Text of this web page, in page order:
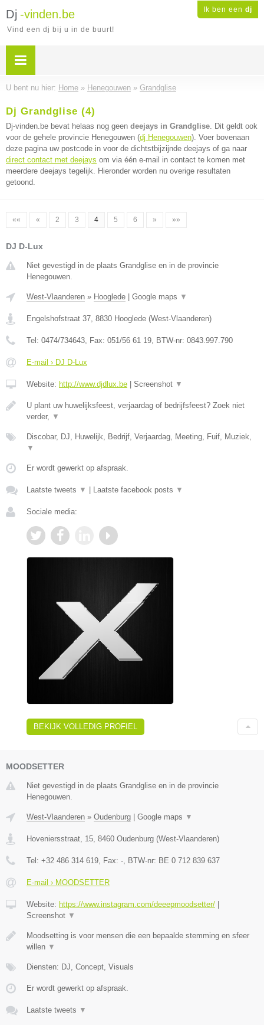
Ik ben een dj
Dj -vinden.be
Vind een dj bij u in de buurt!
U bent nu hier: Home » Henegouwen » Grandglise
Dj Grandglise (4)
Dj-vinden.be bevat helaas nog geen deejays in Grandglise. Dit geldt ook
voor de gehele provincie Henegouwen (dj Henegouwen). Voer bovenaan
deze pagina uw postcode in voor de dichtstbijzijnde deejays of ga naar
direct contact met deejays om via één e-mail in contact te komen met
meerdere deejays tegelijk. Hieronder worden nu overige resultaten
getoond.
«« « 2 3 4 5 6 » »»
DJ D-Lux
Niet gevestigd in de plaats Grandglise en in de provincie
Henegouwen.
West-Vlaanderen » Hooglede Google maps ▼
Engelshofstraat 37, 8830 Hooglede (West-Vlaanderen)
Tel: 0474/734643, Fax: 051/56 61 19, BTW-nr: 0843.997.790
E-mail › DJ D-Lux
Website: http://www.djdlux.be Screenshot ▼
U plant uw huwelijksfeest, verjaardag of bedrijfsfeest? Zoek niet
verder, ▼
Discobar, DJ, Huwelijk, Bedrijf, Verjaardag, Meeting, Fuif, Muziek,
▼
Er wordt gewerkt op afspraak.
Laatste tweets ▼ Laatste facebook posts ▼
Sociale media:
BEKIJK VOLLEDIG PROFIEL
MOODSETTER
Niet gevestigd in de plaats Grandglise en in de provincie
Henegouwen.
West-Vlaanderen » Oudenburg Google maps ▼
Hoveniersstraat, 15, 8460 Oudenburg (West-Vlaanderen)
Tel: +32 486 314 619, Fax: -, BTW-nr: BE 0 712 839 637
E-mail › MOODSETTER
Website: https://www.instagram.com/deeepmoodsetter/
Screenshot ▼
Moodsetting is voor mensen die een bepaalde stemming en sfeer
willen ▼
Diensten: DJ, Concept, Visuals
Er wordt gewerkt op afspraak.
Laatste tweets ▼